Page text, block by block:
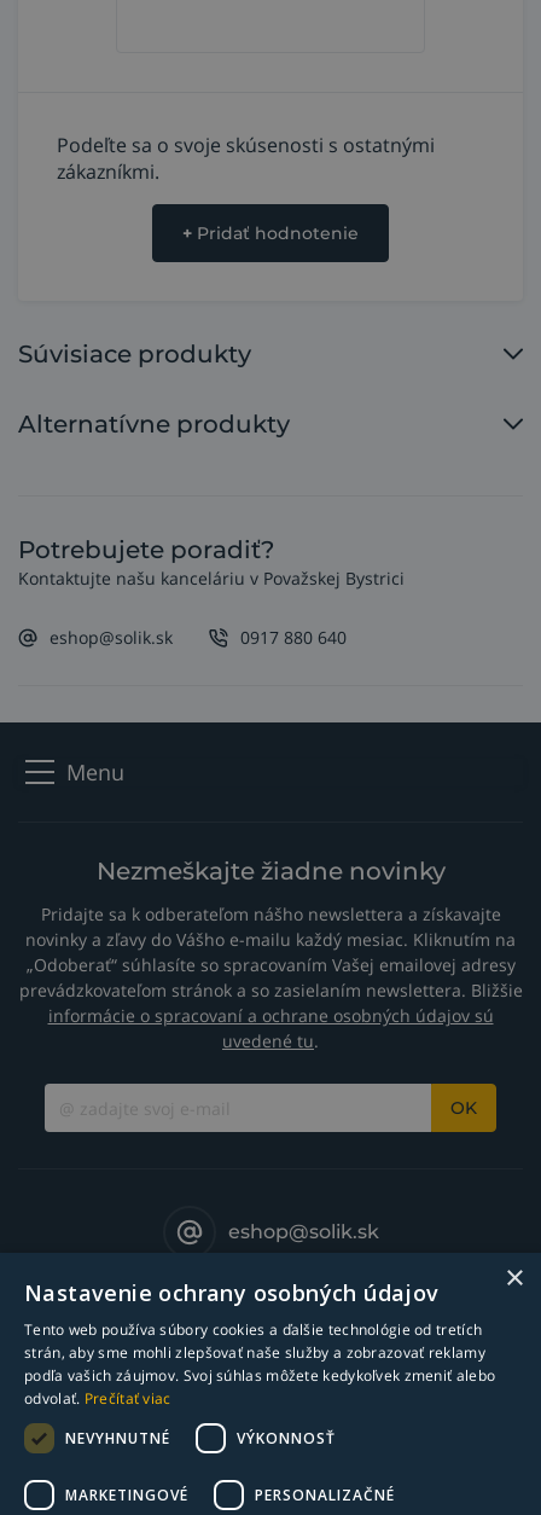
Podeľte sa o svoje skúsenosti s ostatnými
zákazníkmi.
+ Pridať hodnotenie
Súvisiace produkty
Alternatívne produkty
Potrebujete poradiť?
Kontaktujte našu kanceláriu v Považskej Bystrici
eshop@solik.sk 0917 880 640
Menu
Nezmeškajte žiadne novinky
Pridajte sa k odberateľom nášho newslettera a získavajte
novinky a zľavy do Vášho e-mailu každý mesiac. Kliknutím na
„Odoberať“ súhlasíte so spracovaním Vašej emailovej adresy
prevádzkovateľom stránok a so zasielaním newslettera. Bližšie
informácie o spracovaní a ochrane osobných údajov sú
uvedené tu.
OK
eshop@solik.sk
×
Nastavenie ochrany osobných údajov
Tento web používa súbory cookies a ďalšie technológie od tretích
strán, aby sme mohli zlepšovať naše služby a zobrazovať reklamy
podľa vašich záujmov. Svoj súhlas môžete kedykoľvek zmeniť alebo
odvolať. Prečítať viac
NEVYHNUTNÉ
VÝKONNOSŤ
MARKETINGOVÉ PERSONALIZAČNÉ